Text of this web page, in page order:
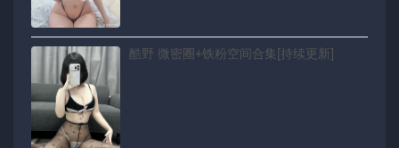
酷野 微密圈+铁粉空间合集[持续更新]